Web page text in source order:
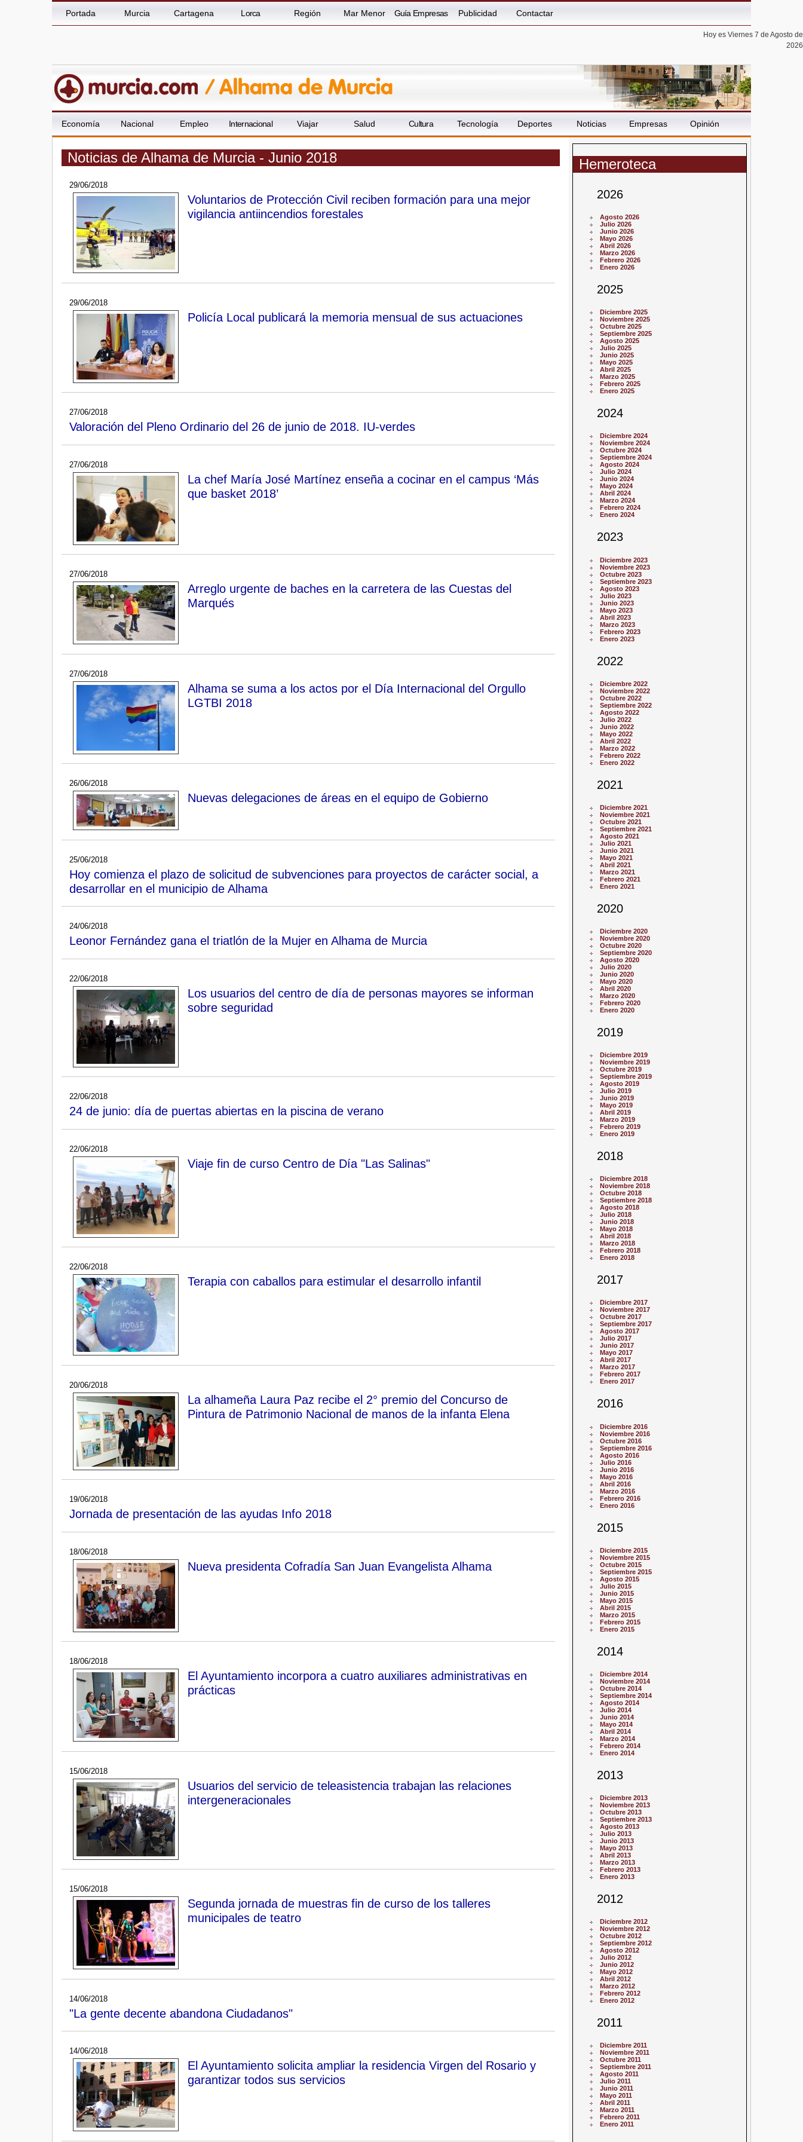
Portada Murcia Cartagena Lorca Región Mar Menor Guía Empresas Publicidad Contactar
Hoy es Viernes 7 de Agosto de
2026
Economía Nacional Empleo Internacional Viajar Salud Cultura Tecnología Deportes Noticias Empresas Opinión
Noticias de Alhama de Murcia - Junio 2018
29/06/2018
Voluntarios de Protección Civil reciben formación para una mejor
vigilancia antiincendios forestales
29/06/2018
Policía Local publicará la memoria mensual de sus actuaciones
27/06/2018
Valoración del Pleno Ordinario del 26 de junio de 2018. IU-verdes
27/06/2018
La chef María José Martínez enseña a cocinar en el campus ‘Más
que basket 2018’
27/06/2018
Arreglo urgente de baches en la carretera de las Cuestas del
Marqués
27/06/2018
Alhama se suma a los actos por el Día Internacional del Orgullo
LGTBI 2018
26/06/2018
Nuevas delegaciones de áreas en el equipo de Gobierno
25/06/2018
Hoy comienza el plazo de solicitud de subvenciones para proyectos de carácter social, a
desarrollar en el municipio de Alhama
24/06/2018
Leonor Fernández gana el triatlón de la Mujer en Alhama de Murcia
22/06/2018
Los usuarios del centro de día de personas mayores se informan
sobre seguridad
22/06/2018
24 de junio: día de puertas abiertas en la piscina de verano
22/06/2018
Viaje fin de curso Centro de Día "Las Salinas"
22/06/2018
Terapia con caballos para estimular el desarrollo infantil
20/06/2018
La alhameña Laura Paz recibe el 2° premio del Concurso de
Pintura de Patrimonio Nacional de manos de la infanta Elena
19/06/2018
Jornada de presentación de las ayudas Info 2018
18/06/2018
Nueva presidenta Cofradía San Juan Evangelista Alhama
18/06/2018
El Ayuntamiento incorpora a cuatro auxiliares administrativas en
prácticas
15/06/2018
Usuarios del servicio de teleasistencia trabajan las relaciones
intergeneracionales
15/06/2018
Segunda jornada de muestras fin de curso de los talleres
municipales de teatro
14/06/2018
"La gente decente abandona Ciudadanos"
14/06/2018
El Ayuntamiento solicita ampliar la residencia Virgen del Rosario y
garantizar todos sus servicios
Hemeroteca
2026
Agosto 2026
Julio 2026
Junio 2026
Mayo 2026
Abril 2026
Marzo 2026
Febrero 2026
Enero 2026
2025
Diciembre 2025
Noviembre 2025
Octubre 2025
Septiembre 2025
Agosto 2025
Julio 2025
Junio 2025
Mayo 2025
Abril 2025
Marzo 2025
Febrero 2025
Enero 2025
2024
Diciembre 2024
Noviembre 2024
Octubre 2024
Septiembre 2024
Agosto 2024
Julio 2024
Junio 2024
Mayo 2024
Abril 2024
Marzo 2024
Febrero 2024
Enero 2024
2023
Diciembre 2023
Noviembre 2023
Octubre 2023
Septiembre 2023
Agosto 2023
Julio 2023
Junio 2023
Mayo 2023
Abril 2023
Marzo 2023
Febrero 2023
Enero 2023
2022
Diciembre 2022
Noviembre 2022
Octubre 2022
Septiembre 2022
Agosto 2022
Julio 2022
Junio 2022
Mayo 2022
Abril 2022
Marzo 2022
Febrero 2022
Enero 2022
2021
Diciembre 2021
Noviembre 2021
Octubre 2021
Septiembre 2021
Agosto 2021
Julio 2021
Junio 2021
Mayo 2021
Abril 2021
Marzo 2021
Febrero 2021
Enero 2021
2020
Diciembre 2020
Noviembre 2020
Octubre 2020
Septiembre 2020
Agosto 2020
Julio 2020
Junio 2020
Mayo 2020
Abril 2020
Marzo 2020
Febrero 2020
Enero 2020
2019
Diciembre 2019
Noviembre 2019
Octubre 2019
Septiembre 2019
Agosto 2019
Julio 2019
Junio 2019
Mayo 2019
Abril 2019
Marzo 2019
Febrero 2019
Enero 2019
2018
Diciembre 2018
Noviembre 2018
Octubre 2018
Septiembre 2018
Agosto 2018
Julio 2018
Junio 2018
Mayo 2018
Abril 2018
Marzo 2018
Febrero 2018
Enero 2018
2017
Diciembre 2017
Noviembre 2017
Octubre 2017
Septiembre 2017
Agosto 2017
Julio 2017
Junio 2017
Mayo 2017
Abril 2017
Marzo 2017
Febrero 2017
Enero 2017
2016
Diciembre 2016
Noviembre 2016
Octubre 2016
Septiembre 2016
Agosto 2016
Julio 2016
Junio 2016
Mayo 2016
Abril 2016
Marzo 2016
Febrero 2016
Enero 2016
2015
Diciembre 2015
Noviembre 2015
Octubre 2015
Septiembre 2015
Agosto 2015
Julio 2015
Junio 2015
Mayo 2015
Abril 2015
Marzo 2015
Febrero 2015
Enero 2015
2014
Diciembre 2014
Noviembre 2014
Octubre 2014
Septiembre 2014
Agosto 2014
Julio 2014
Junio 2014
Mayo 2014
Abril 2014
Marzo 2014
Febrero 2014
Enero 2014
2013
Diciembre 2013
Noviembre 2013
Octubre 2013
Septiembre 2013
Agosto 2013
Julio 2013
Junio 2013
Mayo 2013
Abril 2013
Marzo 2013
Febrero 2013
Enero 2013
2012
Diciembre 2012
Noviembre 2012
Octubre 2012
Septiembre 2012
Agosto 2012
Julio 2012
Junio 2012
Mayo 2012
Abril 2012
Marzo 2012
Febrero 2012
Enero 2012
2011
Diciembre 2011
Noviembre 2011
Octubre 2011
Septiembre 2011
Agosto 2011
Julio 2011
Junio 2011
Mayo 2011
Abril 2011
Marzo 2011
Febrero 2011
Enero 2011